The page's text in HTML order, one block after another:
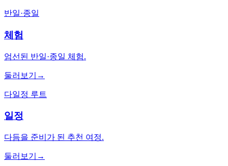
반일·종일
체험
엄선된 반일·종일 체험.
둘러보기 →
다일정 루트
일정
다듬을 준비가 된 추천 여정.
둘러보기 →